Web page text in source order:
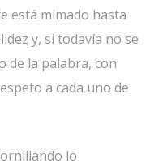
está mimado hasta
y, si todavía no se
de la palabra, con
a cada uno de
lo